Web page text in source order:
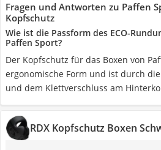
Fragen und Antworten zu Paffen
Kopfschutz
Wie ist die Passform des ECO-
Paffen Sport?
Der Kopfschutz für das Boxen von
ergonomische Form und ist durch
und dem Klettverschluss am
RDX Kopfschutz Boxen